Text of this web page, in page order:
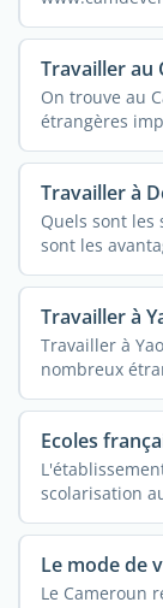
Travailler au
On trouve au
étrangères
Travailler à
Quels sont les
sont les
Travailler à
Travailler à
nombreux
Ecoles
scolarisation
Le mode de
Le Cameroun